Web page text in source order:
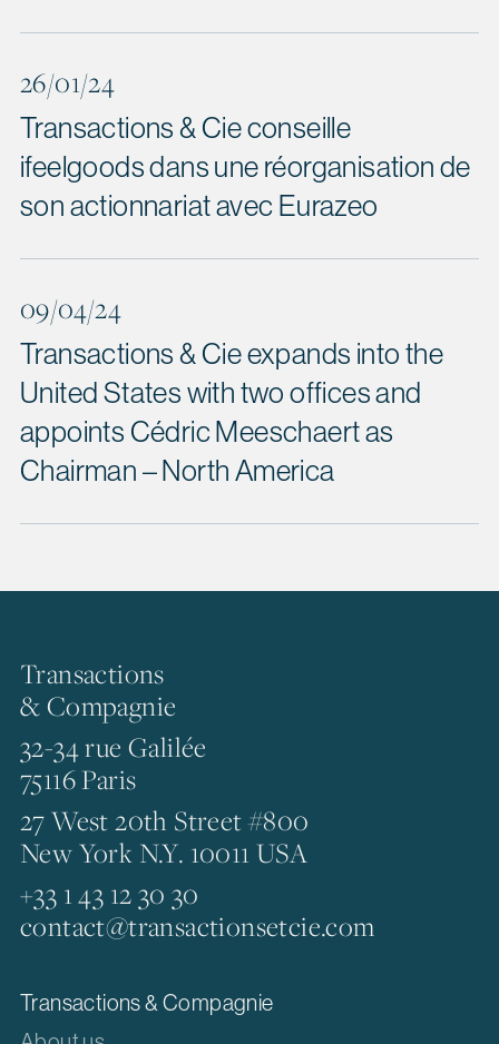
26/01/24
Transactions & Cie conseille
ifeelgoods dans une réorganisation de
son actionnariat avec Eurazeo
09/04/24
Transactions & Cie expands into the
United States with two offices and
appoints Cédric Meeschaert as
Chairman – North America
Transactions
& Compagnie
32-34 rue Galilée
75116 Paris
27 West 20th Street #800
New York N.Y. 10011 USA
+33 1 43 12 30 30
contact@transactionsetcie.com
Transactions & Compagnie